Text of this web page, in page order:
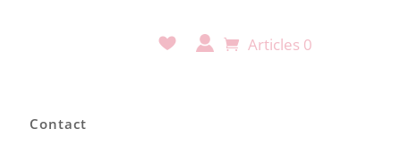
Articles 0
Contact